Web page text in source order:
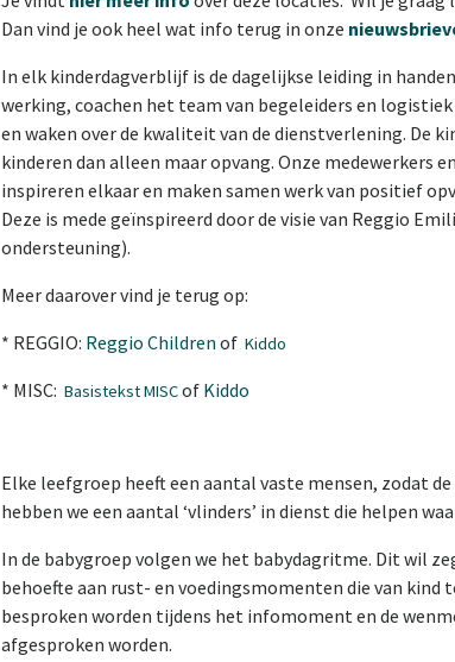
Dan vind je ook heel wat info terug in onze
In elk kinderdagverblijf is de dagelijkse leiding in
werking, coachen het team van begeleiders en
en waken over de kwaliteit van de dienstverlening. De
kinderen dan alleen maar opvang. Onze medewerkers
inspireren elkaar en maken samen werk van positief
Deze is mede geïnspireerd door de visie van Reggio
ondersteuning).
Meer daarover vind je terug op:
* REGGIO: Reggio Children of Kiddo
* MISC: Basistekst MISCof Kiddo
Elke leefgroep heeft een aantal vaste mensen, zodat
hebben we een aantal ‘vlinders’ in dienst die helpen
In de babygroep volgen we het babydagritme. Dit wil
behoefte aan rust- en voedingsmomenten die van kind
besproken worden tijdens het infomoment en de
afgesproken worden.